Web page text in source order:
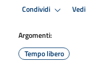
Condividi
Argomenti:
Tempo libero